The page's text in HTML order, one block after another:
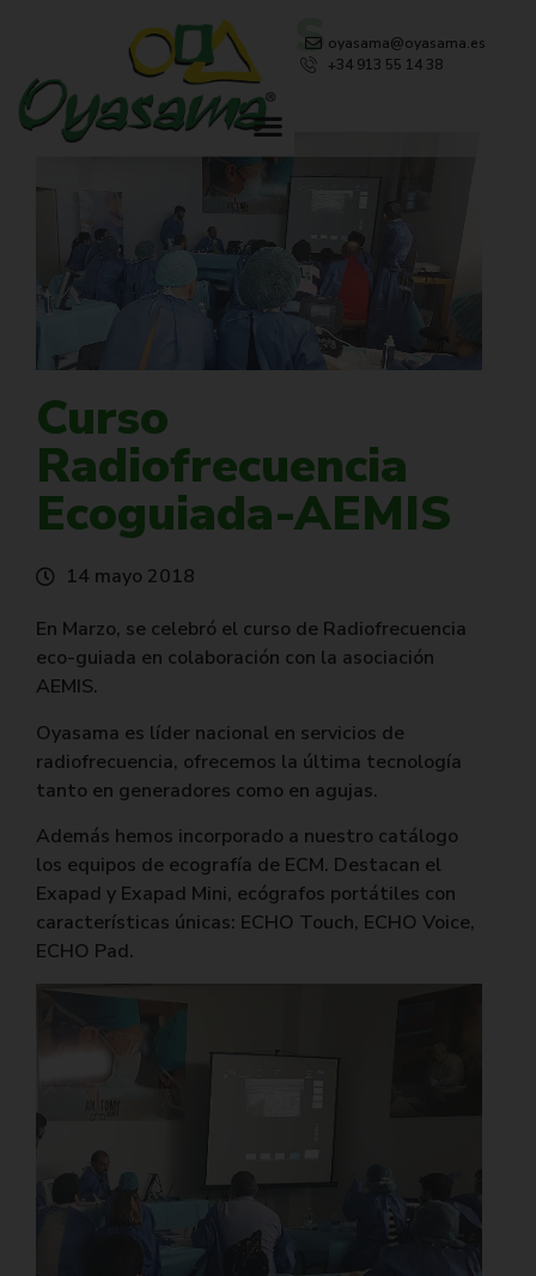
oyasama@oyasama.es
+34 913 55 14 38
NOVEDADES
Curso
Radiofrecuencia
Ecoguiada-AEMIS
14 mayo 2018
En Marzo, se celebró el curso de Radiofrecuencia
eco-guiada en colaboración con la asociación
AEMIS.
Oyasama es líder nacional en servicios de
radiofrecuencia, ofrecemos la última tecnología
tanto en generadores como en agujas.
Además hemos incorporado a nuestro catálogo
los equipos de ecografía de ECM. Destacan el
Exapad y Exapad Mini, ecógrafos portátiles con
características únicas: ECHO Touch, ECHO Voice,
ECHO Pad.